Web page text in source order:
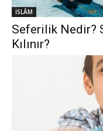
İSLÂM
Seferilik Nedir?
Kılınır?